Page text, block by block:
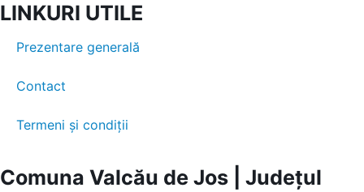
LINKURI UTILE
Prezentare generală
Contact
Termeni și condiții
Comuna Valcău de Jos | Județul